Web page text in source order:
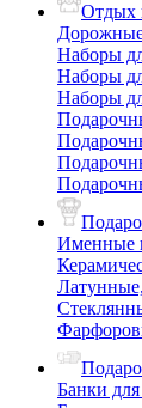
Отдых
Наборы
Наборы
Наборы
Именные
Банки